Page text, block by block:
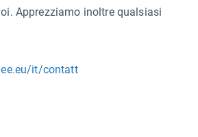
Apprezziamo inoltre qualsiasi
it/contatt